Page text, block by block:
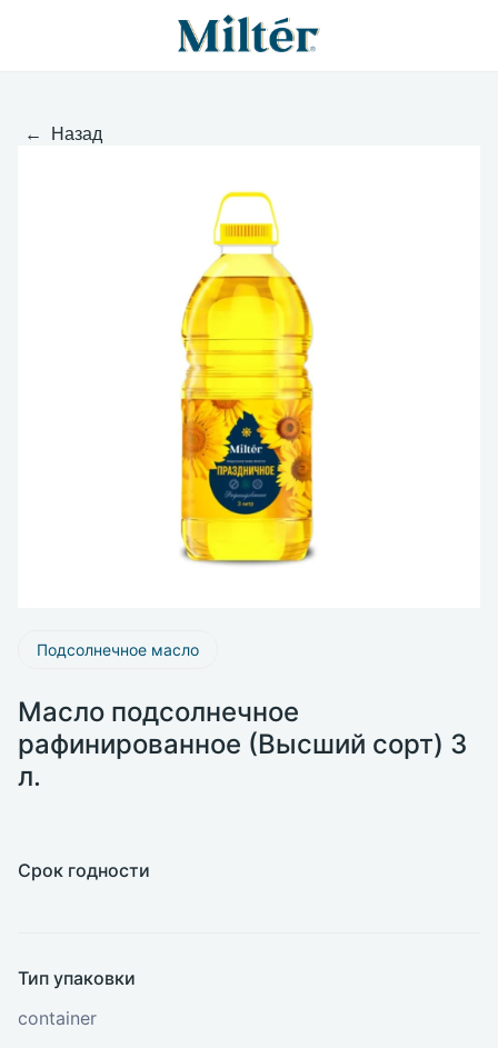
← Назад
Подсолнечное масло
Масло подсолнечное
рафинированное (Высший сорт) 3
л.
Срок годности
Тип упаковки
container